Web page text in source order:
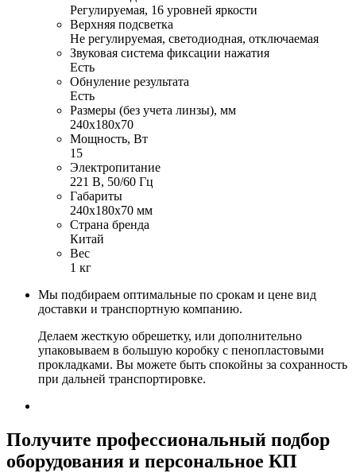
Регулируемая, 16 уровней яркости
Верхняя подсветка
Не регулируемая, светодиодная, отключаемая
Звуковая система фиксации нажатия
Есть
Обнуление результата
Есть
Размеры (без учета линзы), мм
240x180x70
Мощность, Вт
15
Электропитание
221 В, 50/60 Гц
Габариты
240x180x70 мм
Страна бренда
Китай
Вес
1 кг
Мы подбираем оптимальные по срокам и цене вид
доставки и транспортную компанию.
Делаем жесткую обрешетку, или дополнительно
упаковываем в большую коробку с пенопластовыми
прокладками. Вы можете быть спокойны за сохранность
при дальней транспортировке.
Получите профессиональный подбор
оборудования и персональное КП